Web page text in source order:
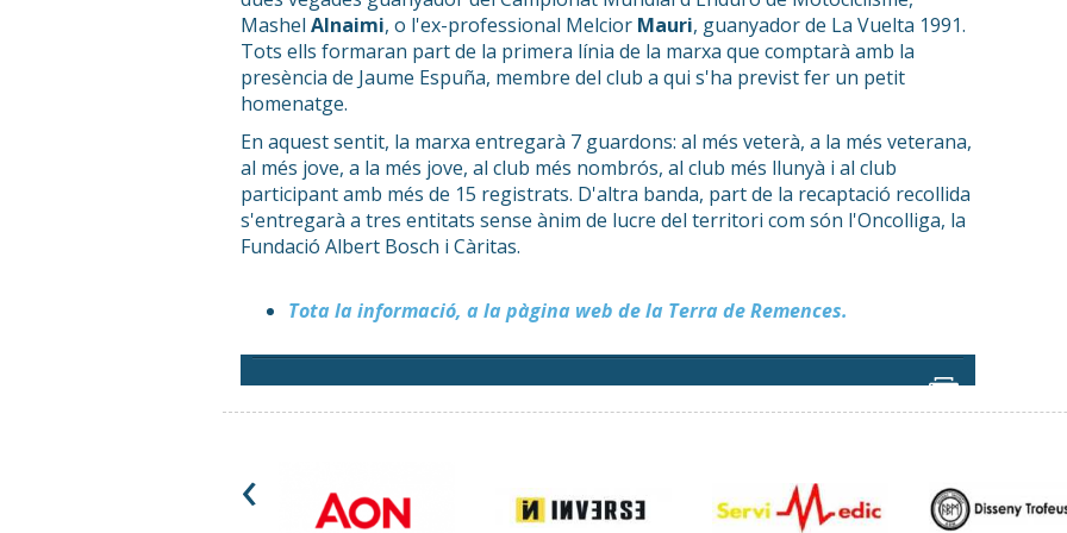
Mashel Alnaimi, o l'ex-professional Melcior Mauri, guanyador de La Vuelta 1991.
Tots ells formaran part de la primera línia de la marxa que comptarà amb la
presència de Jaume Espuña, membre del club a qui s'ha previst fer un petit
homenatge.
En aquest sentit, la marxa entregarà 7 guardons: al més veterà, a la més veterana,
al més jove, a la més jove, al club més nombrós, al club més llunyà i al club
participant amb més de 15 registrats. D'altra banda, part de la recaptació recollida
s'entregarà a tres entitats sense ànim de lucre del territori com són l'Oncolliga, la
Fundació Albert Bosch i Càritas.
Tota la informació, a la pàgina web de la Terra de Remences.
‹